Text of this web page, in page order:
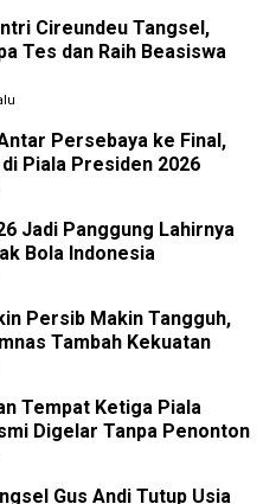
Cireundeu Tangsel,
Tes dan Raih Beasiswa
Persebaya ke Final,
Piala Presiden 2026
Jadi Panggung Lahirnya
Bola Indonesia
Persib Makin Tangguh,
Tambah Kekuatan
Tempat Ketiga Piala
Digelar Tanpa Penonton
Gus Andi Tutup Usia